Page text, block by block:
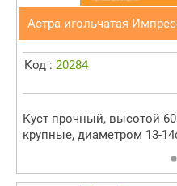
Астра игольчатая
Код : 20284
Куст прочный, высотой
крупные, диаметром 13-